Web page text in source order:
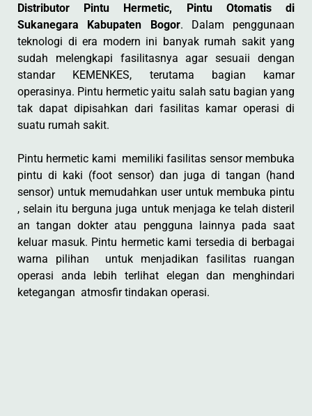
Distributor Pintu Hermetic, Pintu Otomatis di
Sukanegara Kabupaten Bogor. Dalam penggunaan
teknologi di era modern ini banyak rumah sakit yang
sudah melengkapi fasilitasnya agar sesuaii dengan
standar KEMENKES, terutama bagian kamar
operasinya. Pintu hermetic yaitu salah satu bagian yang
tak dapat dipisahkan dari fasilitas kamar operasi di
suatu rumah sakit.
Pintu hermetic kami memiliki fasilitas sensor membuka
pintu di kaki (foot sensor) dan juga di tangan (hand
sensor) untuk memudahkan user untuk membuka pintu
, selain itu berguna juga untuk menjaga ke telah disteril
an tangan dokter atau pengguna lainnya pada saat
keluar masuk. Pintu hermetic kami tersedia di berbagai
warna pilihan untuk menjadikan fasilitas ruangan
operasi anda lebih terlihat elegan dan menghindari
ketegangan atmosfir tindakan operasi.